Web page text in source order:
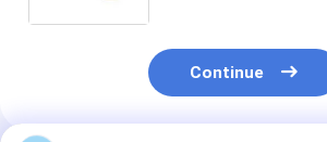
Continue